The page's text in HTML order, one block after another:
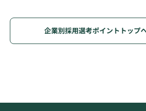
企業別採用選考ポイントトップ